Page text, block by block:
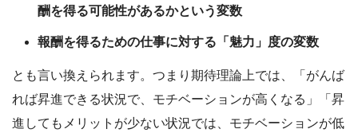
酬を得る可能性があるかという変数
報酬を得るための仕事に対する「魅力」度の変数
とも言い換えられます。つまり期待理論上では、「がんば
れば昇進できる状況で、モチベーションが高くなる」「昇
進してもメリットが少ない状況では、モチベーションが低